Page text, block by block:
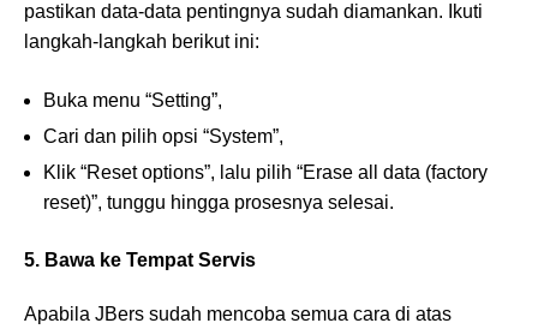
pastikan data-data pentingnya sudah diamankan. Ikuti
langkah-langkah berikut ini:
Buka menu “Setting”,
Cari dan pilih opsi “System”,
Klik “Reset options”, lalu pilih “Erase all data (factory
reset)”, tunggu hingga prosesnya selesai.
5. Bawa ke Tempat Servis
Apabila JBers sudah mencoba semua cara di atas